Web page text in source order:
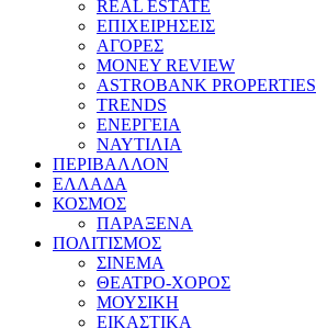
REAL ESTATE
ΕΠΙΧΕΙΡΗΣΕΙΣ
ΑΓΟΡΕΣ
MONEY REVIEW
ASTROBANK PROPERTIES
TRENDS
ΕΝΕΡΓΕΙΑ
ΝΑΥΤΙΛΙΑ
ΠΕΡΙΒΑΛΛΟΝ
ΕΛΛΑΔΑ
ΚΟΣΜΟΣ
ΠΑΡΑΞΕΝΑ
ΠΟΛΙΤΙΣΜΟΣ
ΣΙΝΕΜΑ
ΘΕΑΤΡΟ-ΧΟΡΟΣ
ΜΟΥΣΙΚΗ
ΕΙΚΑΣΤΙΚΑ